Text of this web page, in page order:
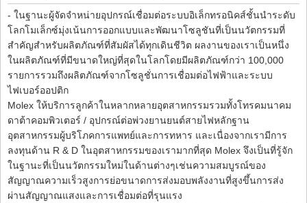
- ในฐานะผู้จัดจำหน่ายอุปกรณ์เชื่อมต่อระบบอิเล็กทรอนิคส์ชั้นนำระดับ
โลกโมเล็กซ์มุ่งเน้นการออกแบบและพัฒนาโซลูชันที่เป็นนวัตกรรมที่
สำคัญสำหรับผลิตภัณฑ์ที่สัมผัสได้ทุกเดินชีวิต ผลงานของเราเป็นหนึ่ง
ในผลิตภัณฑ์ที่มีขนาดใหญ่ที่สุดในโลกโดยมีผลิตภัณฑ์กว่า 100,000
รายการรวมถึงผลิตภัณฑ์จากโซลูชั่นการเชื่อมต่อไฟฟ้าและระบบ
ไฟเบอร์ออปติก
Molex ให้บริการลูกค้าในหลากหลายอุตสาหกรรมรวมทั้งโทรคมนาคม
ดาต้าคอมพิวเตอร์ / อุปกรณ์ต่อพ่วงยานยนต์สายไฟหลักฐาน
อุตสาหกรรมผู้บริโภคการแพทย์และการทหาร และเนื่องจากเรามีการ
ลงทุนด้าน R & D ในอุตสาหกรรมของเรามากที่สุด Molex จึงเป็นที่รู้จัก
ในฐานะที่เป็นนวัตกรรมใหม่ในด้านต่างๆเช่นความสมบูรณ์ของ
สัญญาณความเร็วสูงการย่อขนาดการส่งมอบพลังงานที่สูงขึ้นการส่ง
ผ่านสัญญาณแสงและการเชื่อมต่อที่รุนแรง